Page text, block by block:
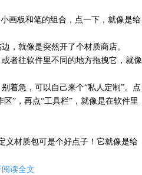
画板和笔的组合，点一下，就像是给
，就像是突然开了个材质商店。
者往软件里不同的地方拖拽它，就像
着急，可以自己来个“私人定制”。点
”，再点“工具栏”，就像是在软件里
义材质包可是个好点子！它就像是给
件，通常是.kmp格式。就像是收集了
阅读全文